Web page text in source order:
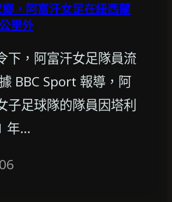
，阿富汗女足在紐西蘭
里外
下，阿富汗女足隊員流
BBC Sport 報導，阿
子足球隊的隊員因塔利
年…